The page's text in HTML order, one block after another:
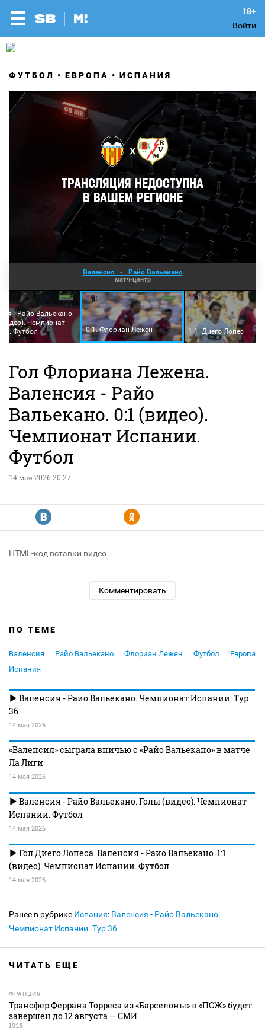
Войти
ФУТБОЛ ЕВРОПА ИСПАНИЯ
Валенсия - Райо Вальекано
матч-центр
- Райо Вальекано.
Чемпионат
Футбол
0:1. Флориан Лежен 1:1. Диего Лопес
Гол Флориана Лежена.
Валенсия - Райо
Вальекано. 0:1 (видео).
Чемпионат Испании.
Футбол
14 мая 2026 20:27
R Y
HTML-код вставки видео
Комментировать
ПО ТЕМЕ
Валенсия Райо Вальекано Флориан Лежен Футбол
Европа
Испания
Валенсия - Райо Вальекано. Чемпионат Испании. Тур
36
14 мая 2026
«Валенсия» сыграла вничью с «Райо Вальекано» в матче
Ла Лиги
14 мая 2026
Валенсия - Райо Вальекано. Голы (видео). Чемпионат
Испании. Футбол
14 мая 2026
Гол Диего Лопеса. Валенсия - Райо Вальекано. 1:1
(видео). Чемпионат Испании. Футбол
14 мая 2026
Ранее в рубрике Испания: Валенсия - Райо Вальекано.
Чемпионат Испании. Тур 36
ЧИТАТЬ ЕЩЕ
ФРАНЦИЯ
Трансфер Феррана Торреса из «Барселоны» в «ПСЖ» будет
завершен до 12 августа — СМИ
19:18